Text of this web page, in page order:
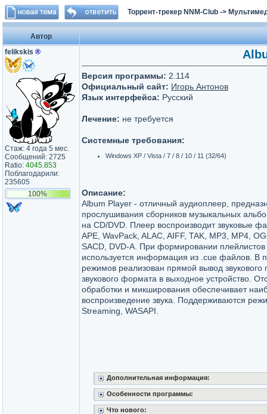
Торрент-трекер NNM-Club ->
Автор
felikskis ®
Стаж: 4 года 5 мес.
Сообщений: 2725
Ratio: 4045.853
Поблагодарили:
235605
100%
Версия программы: 2.114
Официальный сайт: Игорь Антонов
Язык интерфейса: Русский
Лечение: не требуется
Системные требования:
Windows XP / Vista / 7 / 8 / 10 / 11 (32/64)
Описание:
Album Player - отличный аудиоплеер,
прослушивания сборников музыкальных
на CD/DVD. Плеер воспроизводит звуковые
APE, WavPack, ALAC, AIFF, TAK, MP3, MP4,
SACD, DVD-A. При формировании плейлистов
используется информация из .cue файлов. В
режимов реализован прямой вывод звукового
звукового формата в выходное устройство.
обработки и микширования обеспечивает
воспроизведение звука. Поддерживаются
Streaming, WASAPI.
Дополнительная информация:
Особенности программы:
Что нового: